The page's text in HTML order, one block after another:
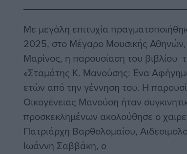
Με μεγάλη επιτυχία
2025, στο Μέγαρο Μουσικής Αθηνών,
Μαρίνος, η παρουσίαση του βιβλίου
«Σταμάτης Κ. Μανούσης: Ένα
ετών από την γέννηση του. Η
Οικογένειας Μανούση ήταν
προσκεκλημένων ακολούθησε ο
Πατριάρχη Βαρθολομαίου,
Ιωάννη Σαββάκη, ο